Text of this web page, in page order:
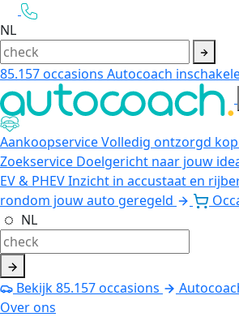
NL
85.157occasions Autocoach
AankoopserviceVolledig ontzorgd
Zoekservice Doelgericht naar jouw
EV & PHEVInzicht in accustaat en
rondom jouw auto geregeld
NL
Bekijk85.157occasions
Over ons